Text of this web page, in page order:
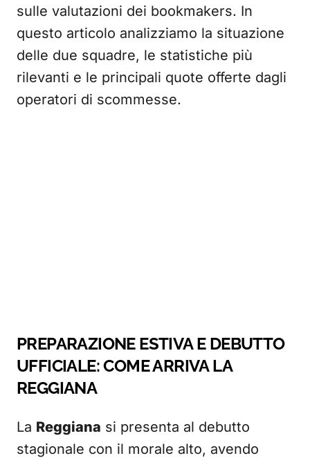
sulle valutazioni dei bookmakers. In
questo articolo analizziamo la situazione
delle due squadre, le statistiche più
rilevanti e le principali quote offerte dagli
operatori di scommesse.
PREPARAZIONE ESTIVA E DEBUTTO
UFFICIALE: COME ARRIVA LA
REGGIANA
La Reggiana si presenta al debutto
stagionale con il morale alto, avendo